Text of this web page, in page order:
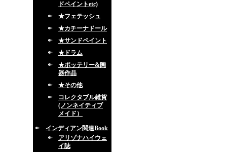
ドペイントetc)
★フェテッシュ
★カチーナドール
★サンドペイント
★ドラム
★ポッテリー&陶
器作品
★その他
コレクタブル雑貨
(ノンネイティブ
メイド）
インディアン関連Book
アリゾナハイウェ
イ誌